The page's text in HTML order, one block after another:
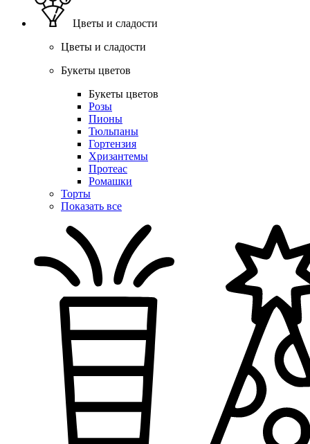
Цветы и сладости
Цветы и сладости
Букеты цветов
Букеты цветов
Розы
Пионы
Тюльпаны
Гортензия
Хризантемы
Протеас
Ромашки
Торты
Показать все